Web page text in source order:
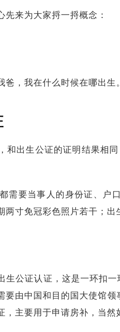
来为大家捋一捋概念：
，我在什么时候在哪出生。
和出生公证的证明结果相
需要当事人的身份证、户
寸免冠彩色照片若干；出
生公证认证，这是一环扣一
要由中国和目的国大使馆
主要用于申请房补，当然